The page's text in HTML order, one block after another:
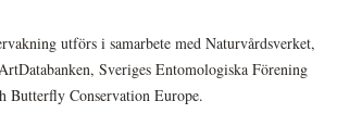
utförs i samarbete med Naturvårdsverket,
Sveriges Entomologiska Förening
Butterfly Conservation Europe.